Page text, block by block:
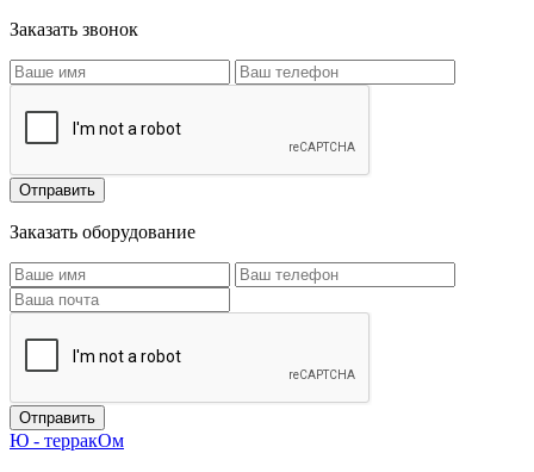
Заказать звонок
Заказать оборудование
Ю - терракОм